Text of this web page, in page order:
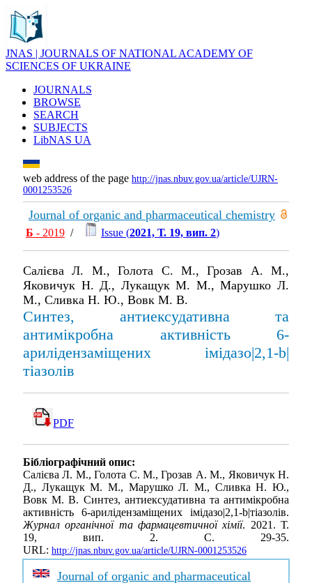
JNAS | JOURNALS OF NATIONAL ACADEMY OF
SCIENCES OF UKRAINE
JOURNALS
BROWSE
SEARCH
SUBJECTS
LibNAS UA
web address of the page http://jnas.nbuv.gov.ua/article/UJRN-
0001253526
Journal of organic and pharmaceutical chemistry
Б - 2019 / Issue (2021, Т. 19, вип. 2)
Салієва Л. М., Голота С. М., Грозав А. М.,
Яковичук Н. Д., Лукащук М. М., Марушко Л.
М., Сливка Н. Ю., Вовк М. В.
Синтез, антиексудативна та
антимікробна активність 6-
арилідензаміщених імідазо|2,1-b|
тіазолів
PDF
Бібліографічний опис:
Салієва Л. М., Голота С. М., Грозав А. М., Яковичук Н.
Д., Лукащук М. М., Марушко Л. М., Сливка Н. Ю.,
Вовк М. В. Синтез, антиексудативна та антимікробна
активність 6-арилідензаміщених імідазо|2,1-b|тіазолів.
Журнал органічної та фармацевтичної хімії. 2021. Т.
19, вип. 2. С. 29-35.
URL: http://jnas.nbuv.gov.ua/article/UJRN-0001253526
Journal of organic and pharmaceutical